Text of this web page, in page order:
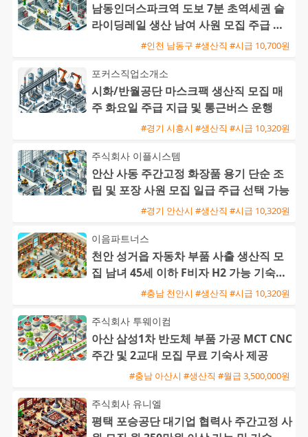
남동인더스파크역 도보 7분 초역세권 슬
라이딩레일 생산 남여 사원 모집 주급 신
청 가능 쾌적한 냉난방 환경
#인천 남동구 #생산직 #시급 10,700원
포커스직업소개소
시화/반월공단 마스크팩 생산직 모집 매
주 화요일 주급 지급 및 통근버스 운행
#경기 시흥시 #생산직 #시급 10,320원
주식회사 이플시스템
안산 사동 주간고정 화장품 용기 단순 조
립 및 포장 사원 모집 일급 주급 선택 가능
#경기 안산시 #생산직 #시급 10,320원
이음파트너스
천안 성거읍 자동차 부품 사출 생산직 모
집 남녀 45세 이하 F비자 H2 가능 기숙사
#충남 천안시 #생산직 #시급 10,320원
주식회사 투웨이컴
아산 삼성1차 반도체 부품 가공 MCT CNC
주간 및 2교대 모집 무료 기숙사 제공
#충남 아산시 #생산직 #월급 3,500,000원
주식회사 유니엘
평택 포승공단 대기업 협력사 주간고정 사